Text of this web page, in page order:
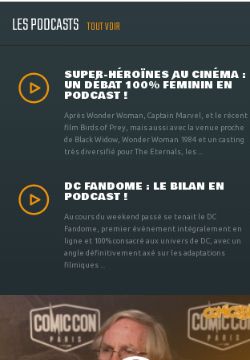
LES PODCASTS TOUT VOIR
SUPER-HÉROÏNES AU CINÉMA :
UN DÉBAT 100% FÉMININ EN
PODCAST !
Après Wonder Woman, Captain Marvel, et le récent
film Birds of Prey, mais aussi avec la venue proche
de Black Widow, Wonder Woman 1984 et un casting
très diversifié pour The Eternals, les ...
DC FANDOME : LE BILAN EN
PODCAST !
Au cours du weekend passé se tenait le DC
Fandome, premier évènement intégralement en
ligne et 100% consacré aux univers de DC, avec un
angle définitivement axé sur les adaptations
filmiques ...